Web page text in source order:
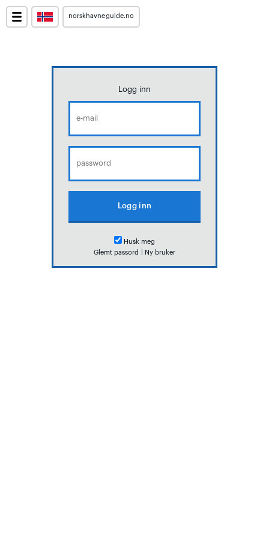
norskhavneguide.no
Logg inn
Husk meg
Glemt passord
Ny bruker